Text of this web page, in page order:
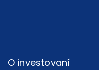
O investovaní